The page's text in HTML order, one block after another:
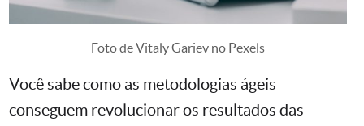
Foto de Vitaly Gariev no Pexels
Você sabe como as metodologias ágeis
conseguem revolucionar os resultados das